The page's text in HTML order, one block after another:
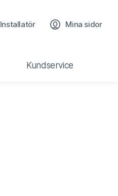
Installatör
Mina sidor
Kundservice